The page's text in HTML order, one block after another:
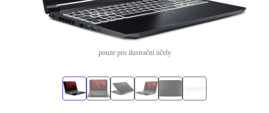
pouze pro ilustrační účely